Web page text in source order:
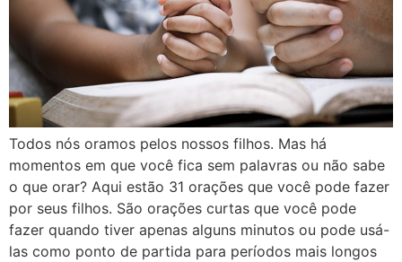
Todos nós oramos pelos nossos filhos. Mas há
momentos em que você fica sem palavras ou não sabe
o que orar? Aqui estão 31 orações que você pode fazer
por seus filhos. São orações curtas que você pode
fazer quando tiver apenas alguns minutos ou pode usá-
las como ponto de partida para períodos mais longos